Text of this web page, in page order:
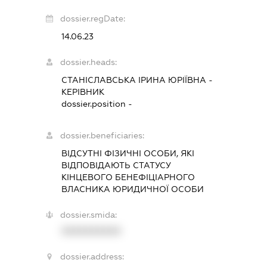
dossier.regDate:
14.06.23
dossier.heads:
СТАНІСЛАВСЬКА ІРИНА ЮРІЇВНА -
КЕРІВНИК
dossier.position -
dossier.beneficiaries:
ВІДСУТНІ ФІЗИЧНІ ОСОБИ, ЯКІ
ВІДПОВІДАЮТЬ СТАТУСУ
КІНЦЕВОГО БЕНЕФІЦІАРНОГО
ВЛАСНИКА ЮРИДИЧНОЇ ОСОБИ
dossier.smida:
dossier.address: